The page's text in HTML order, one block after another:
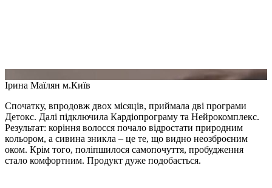
Ірина Маїлян м.Київ
Спочатку, впродовж двох місяців, приймала дві програми
Детокс. Далі підключила Кардіопрограму та Нейрокомплекс.
Результат: коріння волосся почало відростати природним
кольором, а сивина зникла – це те, що видно неозброєним
оком. Крім того, поліпшилося самопочуття, пробудження
стало комфортним. Продукт дуже подобається.